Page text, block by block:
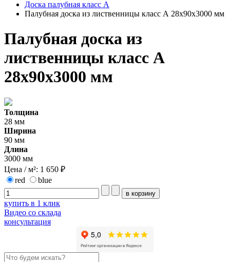
Доска палубная класс А
Палубная доска из лиственницы класс А 28x90x3000 мм
Палубная доска из
лиственницы класс А
28x90x3000 мм
Толщина
28 мм
Ширина
90 мм
Длина
3000 мм
Цена / м²: 1 650 ₽
red
blue
купить в 1 клик
Видео со склада
консультация